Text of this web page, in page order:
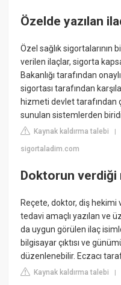
Özelde yazılan
Özel sağlık sigortalarının
verilen ilaçlar, sigorta
Bakanlığı tarafından
sigortası tarafından
hizmeti devlet tarafından
sunulan sistemlerden
Kaynak kaldırma talebi
sigortaladim.com
Doktorun verdiği
Reçete, doktor, diş
tedavi amaçlı yazılan ve
da uygun görülen ilaç
bilgisayar çıktısı ve
düzenlenebilir. Eczacı
Kaynak kaldırma talebi